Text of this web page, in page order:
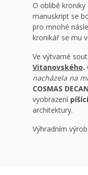
O oblibě
manuskript se
pro mnohé
kronikář se mu
Ve výtvarné
Vitanovského.
nacházela na
COSMAS
vyobrazení
architektury.
Výhradním